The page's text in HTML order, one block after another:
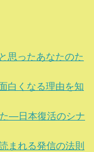
思ったあなたのた
白くなる理由を知
た―日本復活のシナ
まれる発信の法則